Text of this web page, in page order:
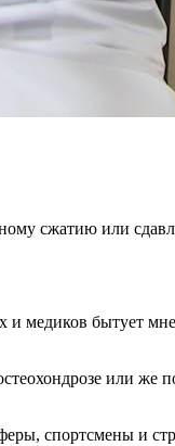
сжатию или
медиков бытует
или же
спортсмены и